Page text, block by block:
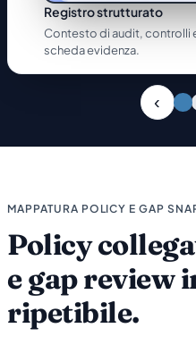
Registro strutturato
Contesto di audit, controlli
scheda evidenza.
MAPPATURA POLICY E GAP
Policy
e gap review
ripetibile.